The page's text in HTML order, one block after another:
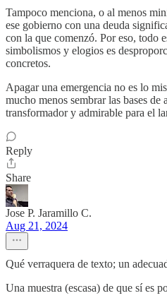
Tampoco menciona, o al menos
ese gobierno con una deuda
con la que comenzó. Por eso, todo
simbolismos y elogios es
concretos.
Apagar una emergencia no es lo
mucho menos sembrar las bases de
transformador y admirable para el
Reply
Share
Jose P. Jaramillo C.
Aug 21, 2024
Qué verraquera de texto; un
Una muestra (escasa) de que sí es